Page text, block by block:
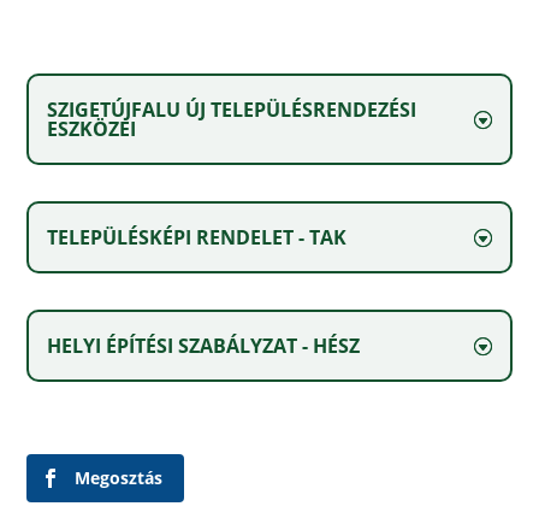
SZIGETÚJFALU ÚJ TELEPÜLÉSRENDEZÉSI
ESZKÖZEI
TELEPÜLÉSKÉPI RENDELET - TAK
HELYI ÉPÍTÉSI SZABÁLYZAT - HÉSZ
Megosztás